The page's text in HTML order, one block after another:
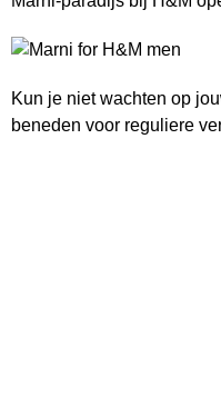
Kun je niet wachten op
beneden voor reguliere